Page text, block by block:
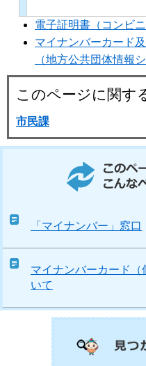
電子証明書（コンビ
マイナンバーカード
（地方公共団体情報
このページに関す
市民課
「マイナンバー」窓口
マイナンバーカード
いて